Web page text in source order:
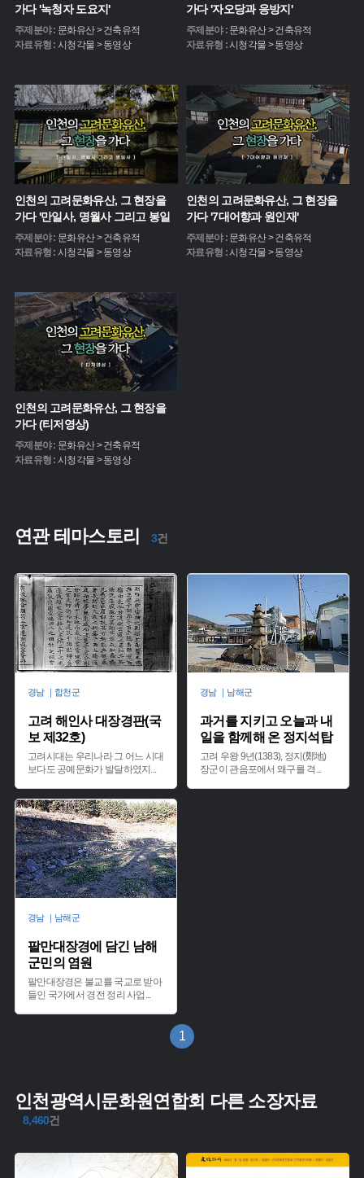
가다 '녹청자 도요지'
주제분야 : 문화유산 > 건축유적
자료유형 : 시청각물 > 동영상
가다 '자오당과 응방지'
주제분야 :문화유산 > 건축유적
자료유형 :시청각물 > 동영상
인천의 고려문화유산, 그 현장을
가다 '만일사, 명월사 그리고 봉일
사'
주제분야 : 문화유산 > 건축유적
자료유형 : 시청각물 > 동영상
인천의 고려문화유산, 그 현장을
가다 '7대어향과 원인재'
주제분야 :문화유산 > 건축유적
자료유형 :시청각물 > 동영상
인천의 고려문화유산, 그 현장을
가다 (티저영상)
주제분야 : 문화유산 > 건축유적
자료유형 : 시청각물 > 동영상
연관 테마스토리 3건
경남 ｜합천군
고려 해인사 대장경판(국
보 제32호)
고려시대는 우리나라 그 어느 시대
보다도 공예문화가 발달하였지 ...
경남 ｜남해군
과거를 지키고 오늘과 내
일을 함께해 온 정지석탑
고려 우왕 9년(1383), 정지(鄭地)
장군이 관음포에서 왜구를 격 ...
경남 ｜남해군
팔만대장경에 담긴 남해
군민의 염원
팔만대장경은 불교를 국교로 받아
들인 국가에서 경전 정리 사업 ...
1
인천광역시문화원연합회 다른 소장자료
8,460건